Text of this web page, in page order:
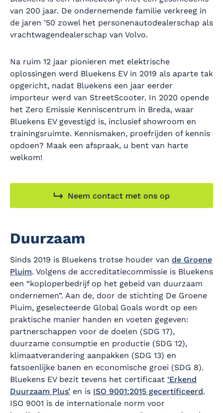
van 200 jaar. De ondernemende familie verkreeg in
de jaren ’50 zowel het personenautodealerschap als
vrachtwagendealerschap van Volvo.
Na ruim 12 jaar pionieren met elektrische
oplossingen werd Bluekens EV in 2019 als aparte tak
opgericht, nadat Bluekens een jaar eerder
importeur werd van StreetScooter. In 2020 opende
het Zero Emissie Kenniscentrum in Breda, waar
Bluekens EV gevestigd is, inclusief showroom en
trainingsruimte. Kennismaken, proefrijden of kennis
opdoen? Maak een afspraak, u bent van harte
welkom!
Neem contact met ons op
Duurzaam
Sinds 2019 is Bluekens trotse houder van de Groene
Pluim. Volgens de accreditatiecommissie is Bluekens
een “koploperbedrijf op het gebeid van duurzaam
ondernemen”. Aan de, door de stichting De Groene
Pluim, geselecteerde Global Goals wordt op een
praktische manier handen en voeten gegeven:
partnerschappen voor de doelen (SDG 17),
duurzame consumptie en productie (SDG 12),
klimaatverandering aanpakken (SDG 13) en
fatsoenlijke banen en economische groei (SDG 8).
Bluekens EV bezit tevens het certificaat ‘Erkend
Duurzaam Plus’ en is ISO 9001:2015 gecertificeerd.
ISO 9001 is de internationale norm voor